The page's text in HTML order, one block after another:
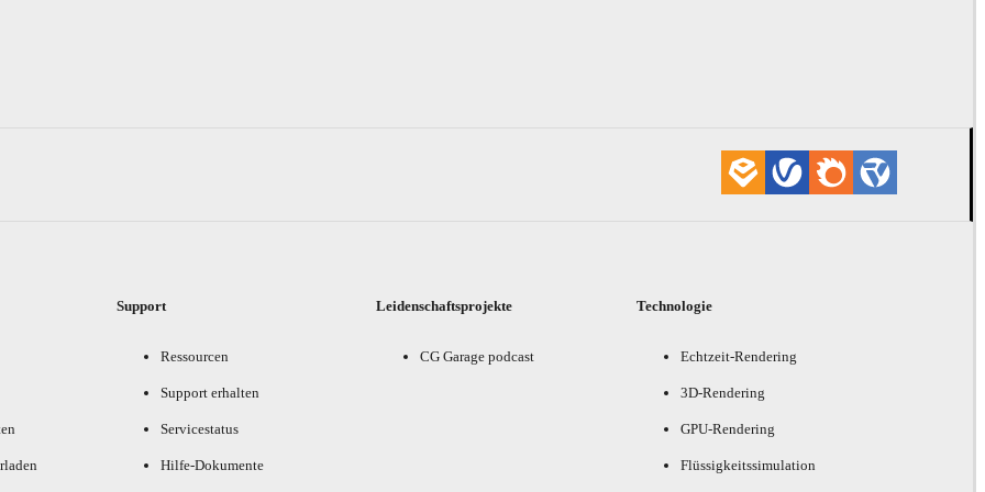
Support
Ressourcen
Support erhalten
Servicestatus
Hilfe-Dokumente
Leidenschaftsprojekte
CG Garage podcast
Technologie
Echtzeit-Rendering
3D-Rendering
GPU-Rendering
Flüssigkeitssimulation